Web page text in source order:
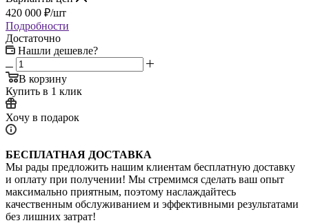
420 000 ₽/шт
Подробности
Достаточно
Нашли дешевле?
В корзину
Купить в 1 клик
Хочу в подарок
БЕСПЛАТНАЯ ДОСТАВКА
Мы рады предложить нашим клиентам бесплатную доставку
и оплату при получении! Мы стремимся сделать ваш опыт
максимально приятным, поэтому наслаждайтесь
качественным обслуживанием и эффективными результатами
без лишних затрат!